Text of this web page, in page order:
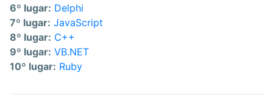
6º lugar: Delphi
7º lugar: JavaScript
8º lugar: C++
9º lugar: VB.NET
10º lugar: Ruby